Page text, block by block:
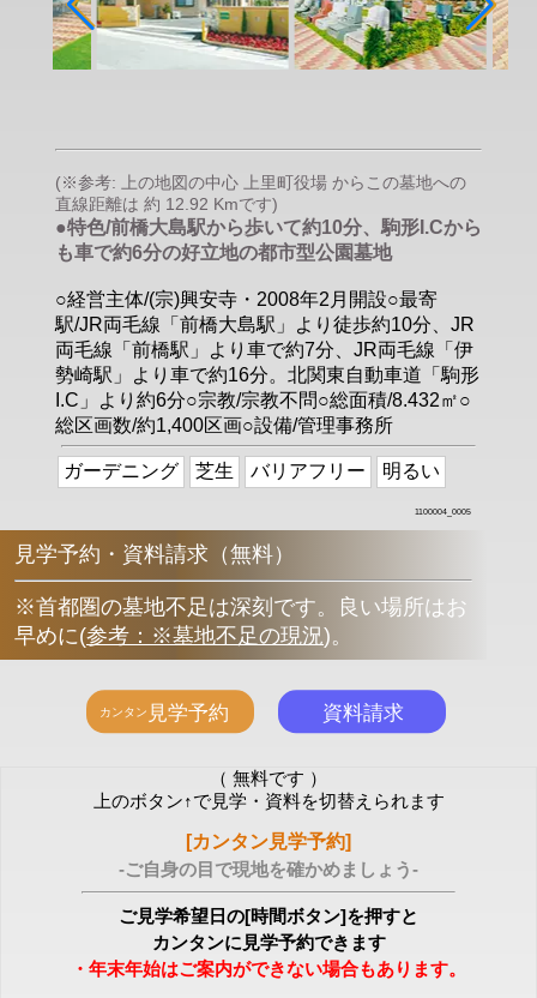
(※参考: 上の地図の中心 上里町役場 からこの墓地への
直線距離は 約 12.92 Kmです)
●特色/前橋大島駅から歩いて約10分、駒形I.Cから
も車で約6分の好立地の都市型公園墓地
○経営主体/(宗)興安寺・2008年2月開設○最寄
駅/JR両毛線「前橋大島駅」より徒歩約10分、JR
両毛線「前橋駅」より車で約7分、JR両毛線「伊
勢崎駅」より車で約16分。北関東自動車道「駒形
I.C」より約6分○宗教/宗教不問○総面積/8.432㎡○
総区画数/約1,400区画○設備/管理事務所
ガーデニング 芝生 バリアフリー 明るい
1100004_0005
見学予約・資料請求（無料）
※首都圏の墓地不足は深刻です。良い場所はお
早めに(参考：※墓地不足の現況)。
（ 無料です ）
上のボタン↑で見学・資料を切替えられます
[カンタン見学予約]
-ご自身の目で現地を確かめましょう-
ご見学希望日の[時間ボタン]を押すと
カンタンに見学予約できます
・年末年始はご案内ができない場合もあります。